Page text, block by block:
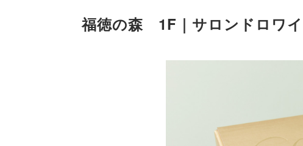
福徳の森 1F｜サロンドロワ